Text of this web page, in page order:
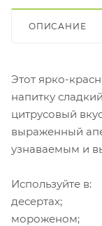
ОПИСАНИЕ
Этот ярко-
напитку
цитрусовый
выраженный
узнаваемым и
Используйте в:
десертах;
мороженом;